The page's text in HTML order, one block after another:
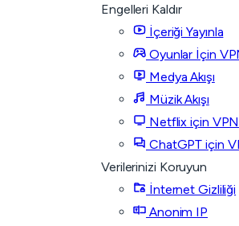
Engelleri Kaldır
İçeriği Yayınla
Oyunlar İçin
Medya Akışı
Müzik Akışı
Netflix için VPN
ChatGPT için
Verilerinizi Koruyun
İnternet Gizliliği
Anonim IP